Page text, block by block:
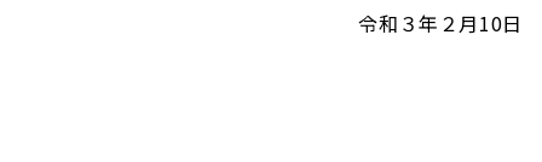
令和３年２月10日